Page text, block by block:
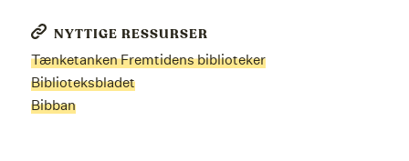
NYTTIGE RESSURSER
Tænketanken Fremtidens biblioteker
Biblioteksbladet
Bibban